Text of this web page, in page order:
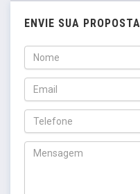
ENVIE SUA PROPOSTA